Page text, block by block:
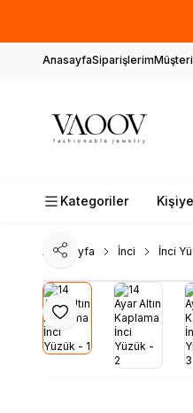
AnasayfaSiparişlerim
Kategoriler
Ana Sayfa İnci İnci
Favoriye Ekle
Paylaş